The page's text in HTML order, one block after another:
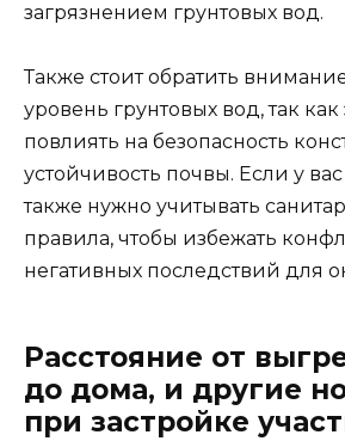
загрязнением грунтовых вод.
Также стоит обратить
уровень грунтовых вод, так
повлиять на безопасность
устойчивость почвы. Если у
также нужно учитывать
правила, чтобы избежать
негативных последствий для
Расстояние от
до дома, и другие
при застройке